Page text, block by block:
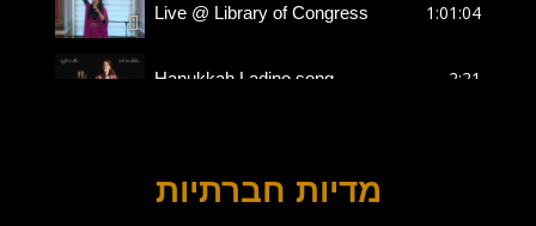
Live @ Library of Congress 1:01:04
Hanukkah Ladino song 2:21
מדיות חברתיות